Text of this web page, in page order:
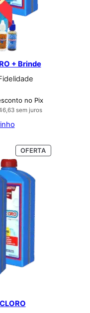
+ Brinde
no Pix
sem juros
OFERTAPRODUTO
EM